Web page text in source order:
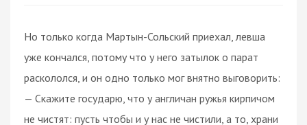
Но только когда Мартын-Сольский приехал, левша
уже кончался, потому что у него затылок о парат
раскололся, и он одно только мог внятно выговорить:
— Скажите государю, что у англичан ружья кирпичом
не чистят: пусть чтобы и у нас не чистили, а то, храни